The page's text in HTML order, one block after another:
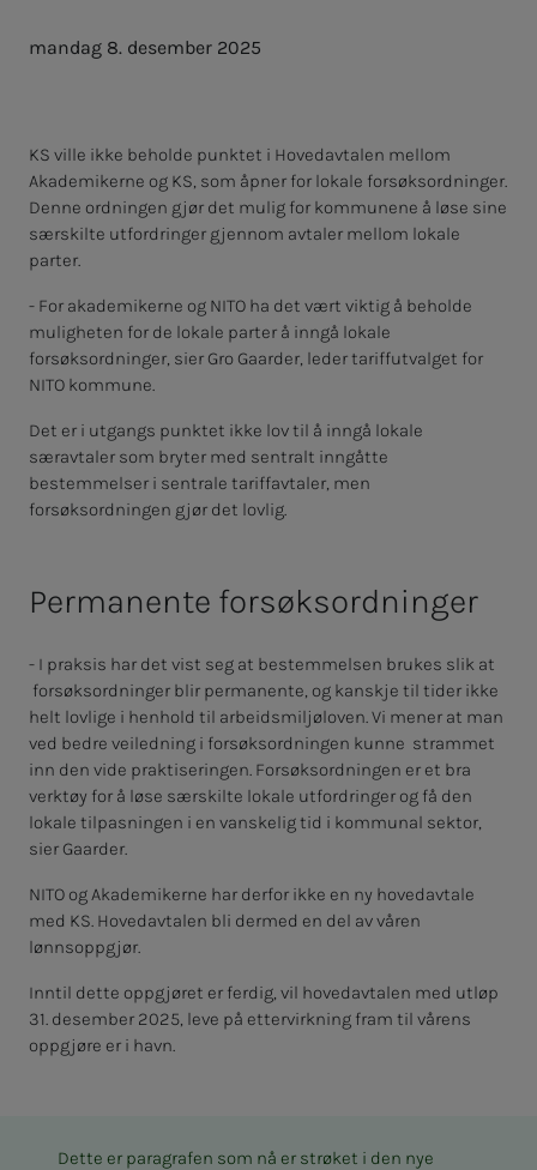
mandag 8. desember 2025
KS ville ikke beholde punktet i Hovedavtalen mellom
Akademikerne og KS, som åpner for lokale forsøksordninger.
Denne ordningen gjør det mulig for kommunene å løse sine
særskilte utfordringer gjennom avtaler mellom lokale
parter.
- For akademikerne og NITO ha det vært viktig å beholde
muligheten for de lokale parter å inngå lokale
forsøksordninger, sier Gro Gaarder, leder tariffutvalget for
NITO kommune.
Det er i utgangs punktet ikke lov til å inngå lokale
særavtaler som bryter med sentralt inngåtte
bestemmelser i sentrale tariffavtaler, men
forsøksordningen gjør det lovlig.
Permanente forsøksordninger
- I praksis har det vist seg at bestemmelsen brukes slik at
forsøksordninger blir permanente, og kanskje til tider ikke
helt lovlige i henhold til arbeidsmiljøloven. Vi mener at man
ved bedre veiledning i forsøksordningen kunne strammet
inn den vide praktiseringen. Forsøksordningen er et bra
verktøy for å løse særskilte lokale utfordringer og få den
lokale tilpasningen i en vanskelig tid i kommunal sektor,
sier Gaarder.
NITO og Akademikerne har derfor ikke en ny hovedavtale
med KS. Hovedavtalen bli dermed en del av våren
lønnsoppgjør.
Inntil dette oppgjøret er ferdig, vil hovedavtalen med utløp
31. desember 2025, leve på ettervirkning fram til vårens
oppgjøre er i havn.
Dette er paragrafen som nå er strøket i den nye